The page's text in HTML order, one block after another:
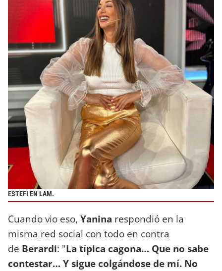
ESTEFI EN LAM.
Cuando vio eso, Yanina respondió en la
misma red social con todo en contra
de Berardi: "La típica cagona… Que no sabe
contestar… Y sigue colgándose de mí. No